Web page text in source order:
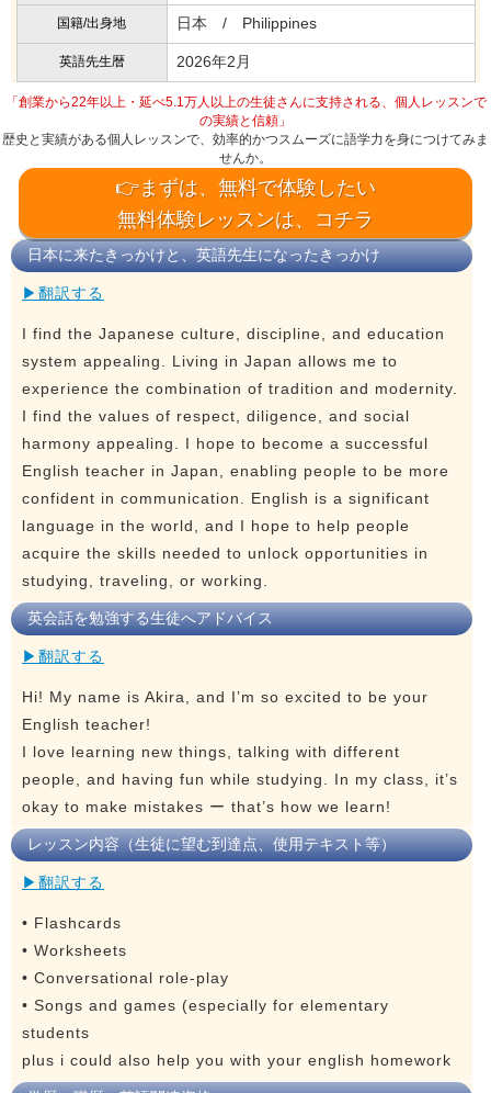
国籍/出身地 日本 / Philippines
英語先生暦 2026年2月
「創業から22年以上・延べ5.1万人以上の生徒さんに支持される、個人レッスンで
の実績と信頼」
歴史と実績がある個人レッスンで、効率的かつスムーズに語学力を身につけてみま
せんか。
👉まずは、無料で体験したい
無料体験レッスンは、コチラ
日本に来たきっかけと、英語先生になったきっかけ
▶翻訳する
I find the Japanese culture, discipline, and education
system appealing. Living in Japan allows me to
experience the combination of tradition and modernity.
I find the values of respect, diligence, and social
harmony appealing. I hope to become a successful
English teacher in Japan, enabling people to be more
confident in communication. English is a significant
language in the world, and I hope to help people
acquire the skills needed to unlock opportunities in
studying, traveling, or working.
英会話を勉強する生徒へアドバイス
▶翻訳する
Hi! My name is Akira, and I’m so excited to be your
English teacher!
I love learning new things, talking with different
people, and having fun while studying. In my class, it’s
okay to make mistakes ー that’s how we learn!
レッスン内容（生徒に望む到達点、使用テキスト等）
▶翻訳する
• Flashcards
• Worksheets
• Conversational role-play
• Songs and games (especially for elementary
students
plus i could also help you with your english homework